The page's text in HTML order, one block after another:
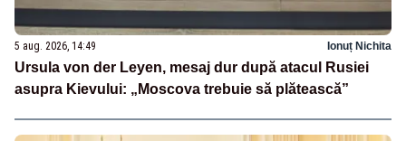
5 aug. 2026, 14:49 Ionuț Nichita
Ursula von der Leyen, mesaj dur după atacul Rusiei
asupra Kievului: „Moscova trebuie să plătească”